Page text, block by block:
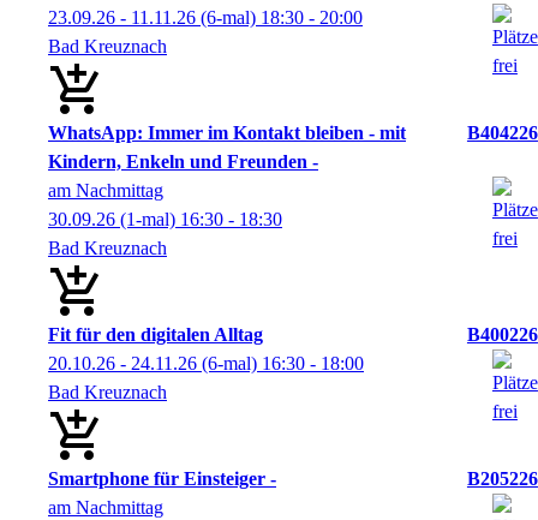
23.09.26 - 11.11.26 (6-mal) 18:30 - 20:00
Bad Kreuznach
WhatsApp: Immer im Kontakt bleiben - mit
Kindern, Enkeln und Freunden -
B404226
am Nachmittag
30.09.26 (1-mal) 16:30 - 18:30
Bad Kreuznach
Fit für den digitalen Alltag
B400226
20.10.26 - 24.11.26 (6-mal) 16:30 - 18:00
Bad Kreuznach
Smartphone für Einsteiger -
B205226
am Nachmittag